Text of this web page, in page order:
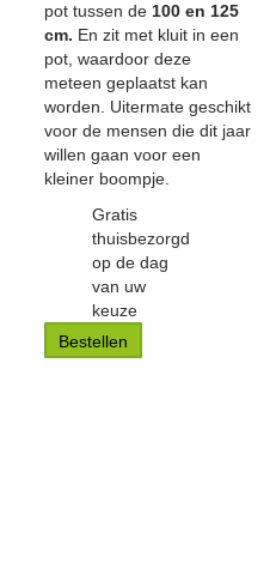
pot tussen de 100 en 125
cm. En zit met kluit in een
pot, waardoor deze
meteen geplaatst kan
worden. Uitermate geschikt
voor de mensen die dit jaar
willen gaan voor een
kleiner boompje.
Gratis
thuisbezorgd
op de dag
van uw
keuze
Bestellen